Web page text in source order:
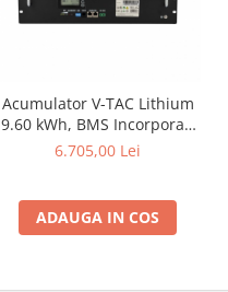
Acumulator V-TAC Lithium
9.60 kWh, BMS Incorporat,
Pentru Invertor Solar
6.705,00 Lei
ADAUGA IN COS